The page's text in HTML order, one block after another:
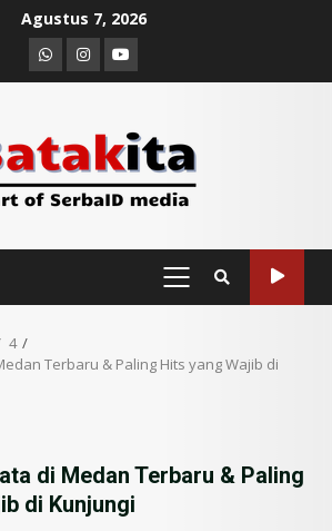
Agustus 7, 2026
Whatsapp
Instagram
Youtube
PRIMARY
4
Terbaru & Paling Hits yang Wajib di
di Medan Terbaru & Paling
di Kunjungi